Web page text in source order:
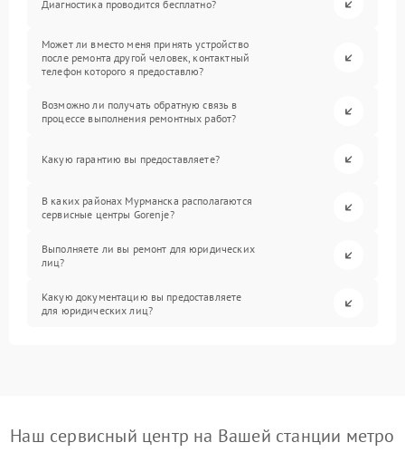
Диагностика проводится бесплатно?
Может ли вместо меня принять устройство
после ремонта другой человек, контактный
телефон которого я предоставлю?
Возможно ли получать обратную связь в
процессе выполнения ремонтных работ?
Какую гарантию вы предоставляете?
В каких районах Мурманска располагаются
сервисные центры Gorenje?
Выполняете ли вы ремонт для юридических
лиц?
Какую документацию вы предоставляете
для юридических лиц?
Наш сервисный центр на Вашей станции метро